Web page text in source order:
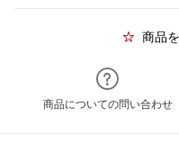
商品
商品についての問い合わせ